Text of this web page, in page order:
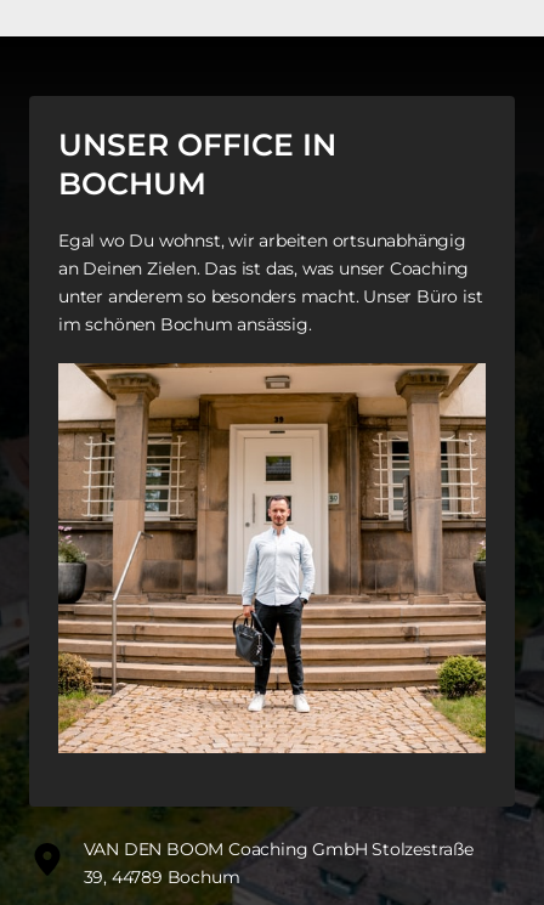
genießen können, ganz ohne schlechtes Gewissen.
UNSER OFFICE IN
BOCHUM
Egal wo Du wohnst, wir arbeiten ortsunabhängig
an Deinen Zielen. Das ist das, was unser Coaching
unter anderem so besonders macht. Unser Büro ist
im schönen Bochum ansässig.
VAN DEN BOOM Coaching GmbH Stolzestraße
39, 44789 Bochum